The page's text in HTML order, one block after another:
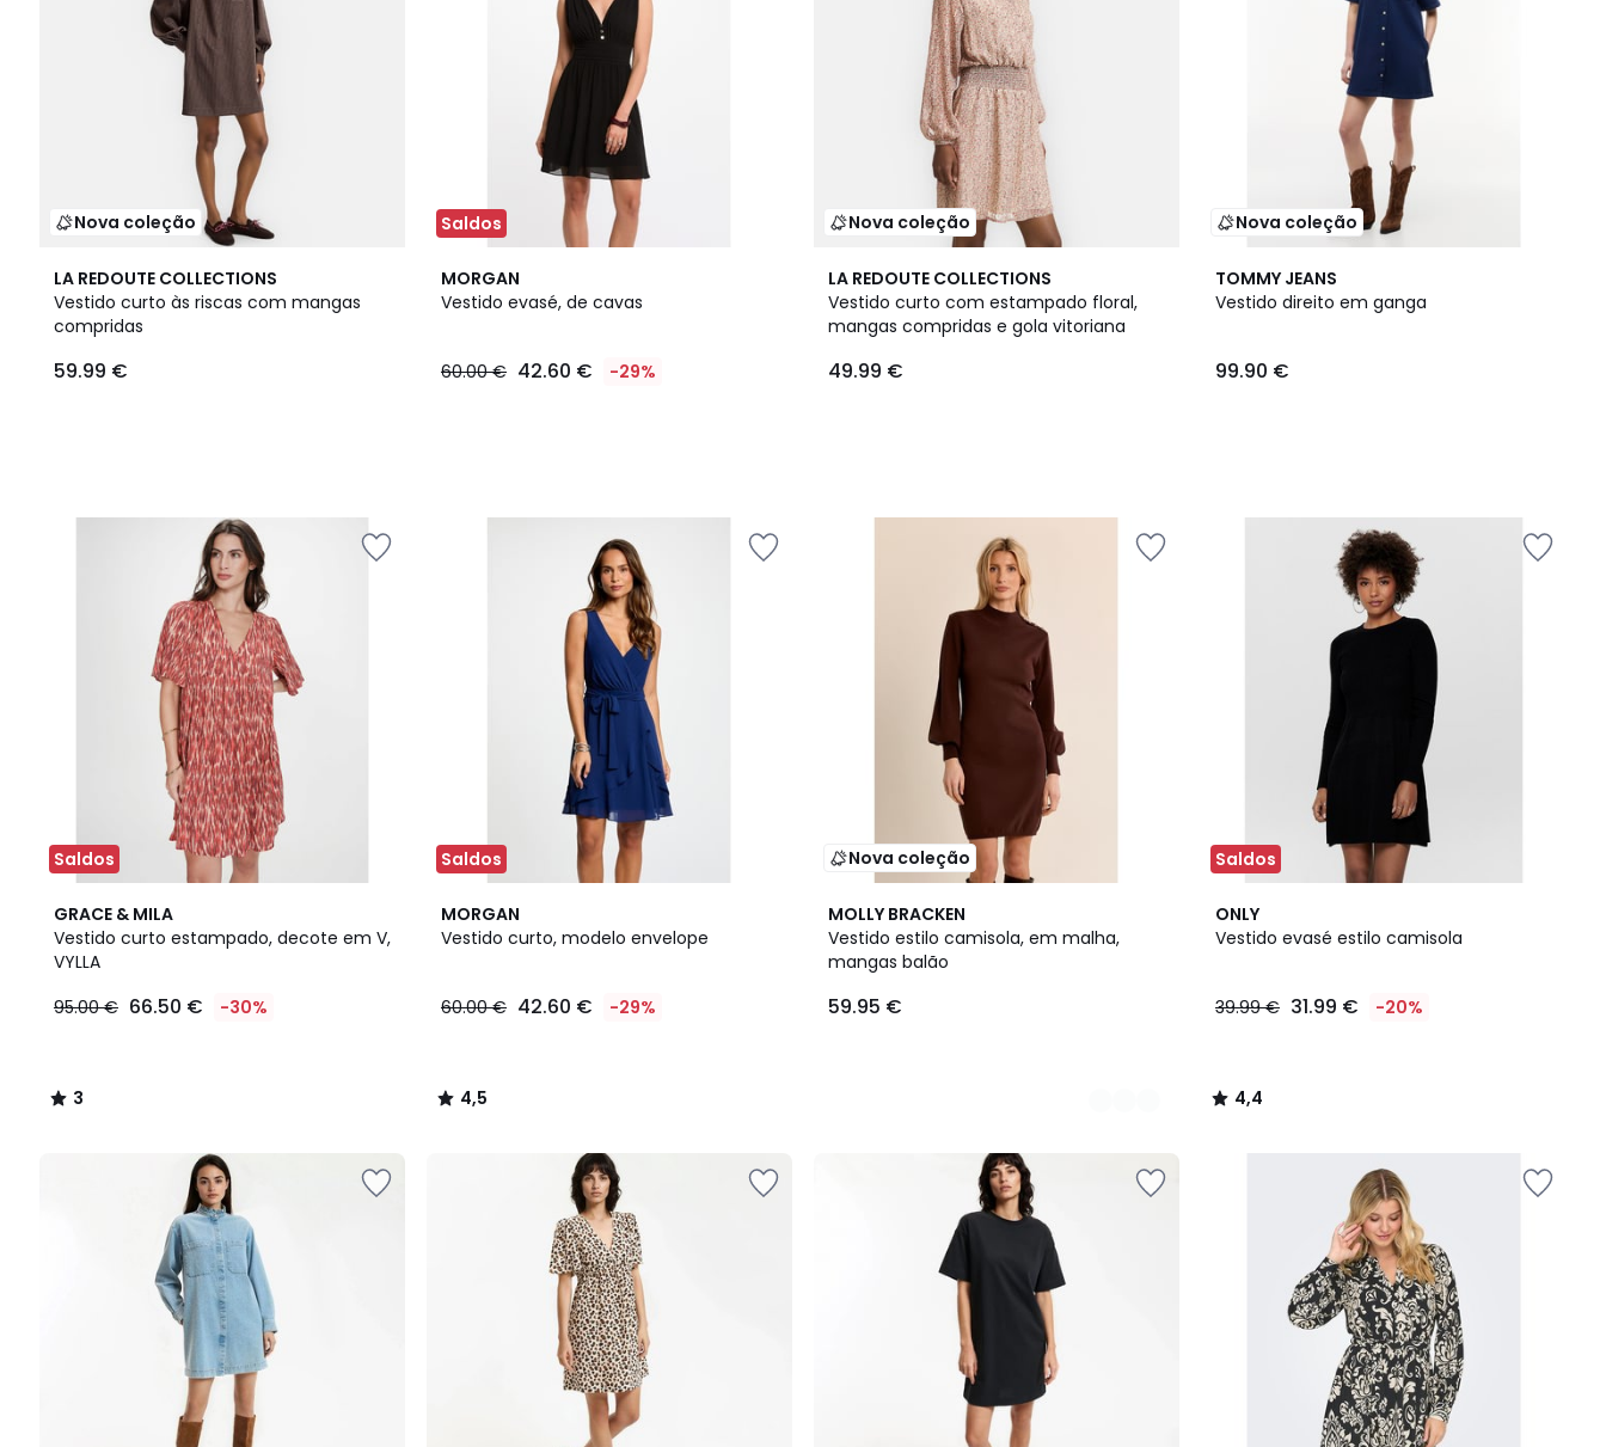
Nova coleção
LA REDOUTE COLLECTIONS
Vestido curto às riscas com mangas
compridas
59.99 €
Saldos
MORGAN
Vestido evasé, de cavas
60.00 € 42.60 € -29%
Nova coleção
LA REDOUTE COLLECTIONS
Vestido curto com estampado floral,
mangas compridas e gola vitoriana
49.99 €
Nova coleção
TOMMY JEANS
Vestido direito em ganga
99.90 €
Saldos
GRACE & MILA
Vestido curto estampado, decote em V,
VYLLA
95.00 € 66.50 € -30%
3
/
5
3
/
Saldos
MORGAN
Vestido curto, modelo envelope
60.00 € 42.60 € -29%
4,5
/ 5
4,5
/
Nova coleção
MOLLY BRACKEN
Vestido estilo camisola, em malha,
mangas balão
59.95 €
2
Cores
Saldos
ONLY
Vestido evasé estilo camisola
39.99 € 31.99 € -20%
4,4
/ 5
4,4
/